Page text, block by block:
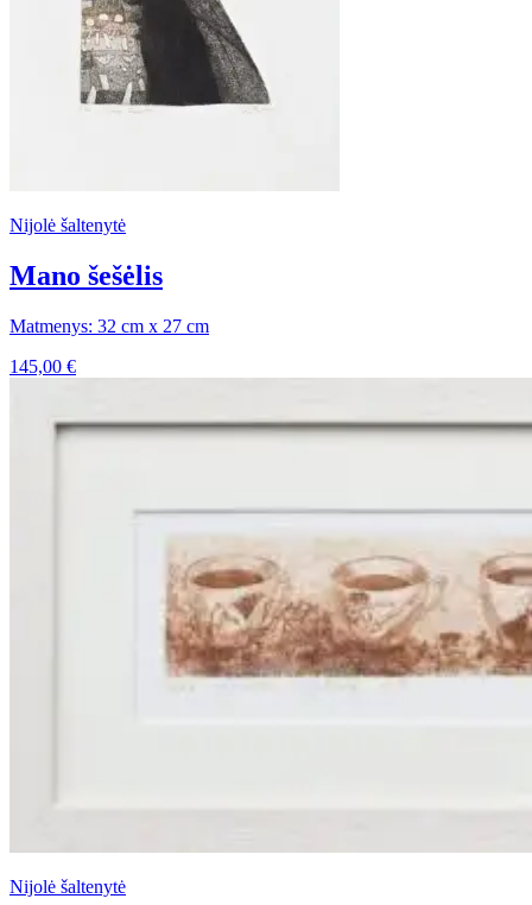
Nijolė šaltenytė
Mano šešėlis
Matmenys: 32 cm x 27 cm
145,00 €
Nijolė šaltenytė